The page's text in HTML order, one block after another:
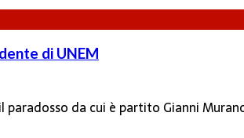
di UNEM
paradosso da cui è partito Gianni